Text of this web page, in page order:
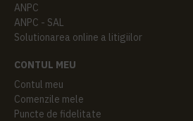
ANPC
ANPC - SAL
Solutionarea online a litigiilor
CONTUL MEU
Contul meu
Comenzile mele
Puncte de fidelitate